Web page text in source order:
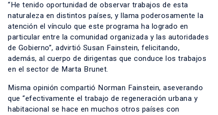
“He tenido oportunidad de observar trabajos de esta
naturaleza en distintos países, y llama poderosamente la
atención el vínculo que este programa ha logrado en
particular entre la comunidad organizada y las autoridades
de Gobierno”, advirtió Susan Fainstein, felicitando,
además, al cuerpo de dirigentas que conduce los trabajos
en el sector de Marta Brunet.
Misma opinión compartió Norman Fainstein, aseverando
que “efectivamente el trabajo de regeneración urbana y
habitacional se hace en muchos otros países con